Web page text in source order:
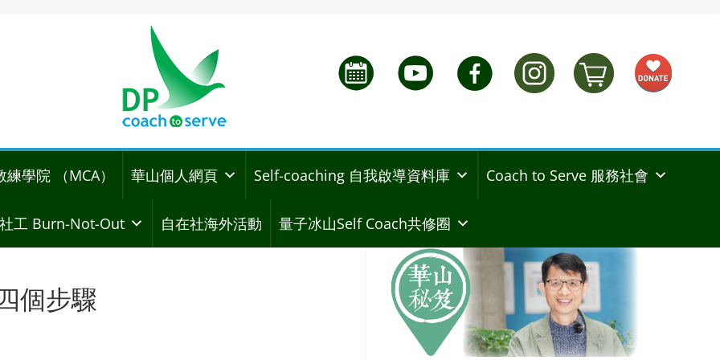
學院 （MCA） 華山個人網頁 Self-coaching 自我啟導資料庫 Coach to Serve 服務社會
社工 Burn-Not-Out 自在社海外活動 量子冰山Self Coach共修圈
個步驟